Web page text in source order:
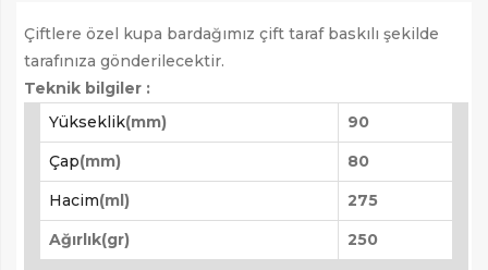
Çiftlere özel kupa bardağımız çift taraf baskılı şekilde
tarafınıza gönderilecektir.
Teknik bilgiler :
Yükseklik(mm)
90
Çap(mm)
80
Hacim(ml)
275
Ağırlık(gr)
250